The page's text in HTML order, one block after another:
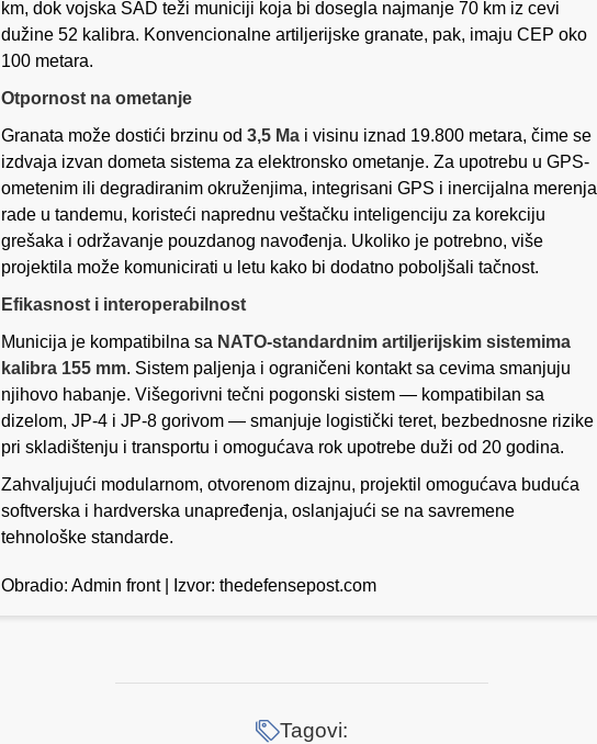
km, dok vojska SAD teži municiji koja bi dosegla najmanje 70 km iz cevi
dužine 52 kalibra. Konvencionalne artiljerijske granate, pak, imaju CEP oko
100 metara.
Otpornost na ometanje
Granata može dostići brzinu od 3,5 Ma i visinu iznad 19.800 metara, čime se
izdvaja izvan dometa sistema za elektronsko ometanje. Za upotrebu u GPS-
ometenim ili degradiranim okruženjima, integrisani GPS i inercijalna merenja
rade u tandemu, koristeći naprednu veštačku inteligenciju za korekciju
grešaka i održavanje pouzdanog navođenja. Ukoliko je potrebno, više
projektila može komunicirati u letu kako bi dodatno poboljšali tačnost.
Efikasnost i interoperabilnost
Municija je kompatibilna sa NATO-standardnim artiljerijskim sistemima
kalibra 155 mm. Sistem paljenja i ograničeni kontakt sa cevima smanjuju
njihovo habanje. Višegorivni tečni pogonski sistem — kompatibilan sa
dizelom, JP-4 i JP-8 gorivom — smanjuje logistički teret, bezbednosne rizike
pri skladištenju i transportu i omogućava rok upotrebe duži od 20 godina.
Zahvaljujući modularnom, otvorenom dizajnu, projektil omogućava buduća
softverska i hardverska unapređenja, oslanjajući se na savremene
tehnološke standarde.
Obradio: Admin front | Izvor: thedefensepost.com
Tagovi: